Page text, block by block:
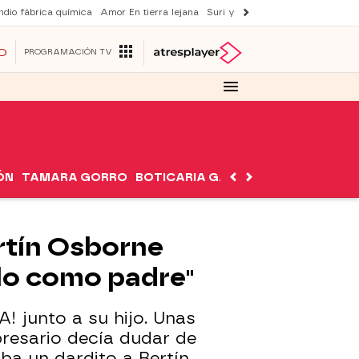
fábrica química Amor En tierra lejana Suri y Tom Cruise
PROGRAMACIÓN TV
TAMARA GORRO BOTICARIA GARCÍA
Osborne
como padre"
junto a su hijo. Unas
decía dudar de